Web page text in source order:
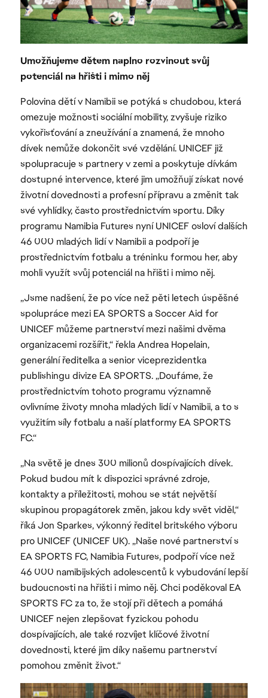
Umožňujeme dětem naplno rozvinout svůj
potenciál na hřišti i mimo něj
Polovina dětí v Namibii se potýká s chudobou, která
omezuje možnosti sociální mobility, zvyšuje riziko
vykořisťování a zneužívání a znamená, že mnoho
dívek nemůže dokončit své vzdělání. UNICEF již
spolupracuje s partnery v zemi a poskytuje dívkám
dostupné intervence, které jim umožňují získat nové
životní dovednosti a profesní přípravu a změnit tak
své vyhlídky, často prostřednictvím sportu. Díky
programu Namibia Futures nyní UNICEF osloví dalších
46 000 mladých lidí v Namibii a podpoří je
prostřednictvím fotbalu a tréninku formou her, aby
mohli využít svůj potenciál na hřišti i mimo něj.
„Jsme nadšení, že po více než pěti letech úspěšné
spolupráce mezi EA SPORTS a Soccer Aid for
UNICEF můžeme partnerství mezi našimi dvěma
organizacemi rozšířit,“ řekla Andrea Hopelain,
generální ředitelka a senior viceprezidentka
publishingu divize EA SPORTS. „Doufáme, že
prostřednictvím tohoto programu významně
ovlivníme životy mnoha mladých lidí v Namibii, a to s
využitím síly fotbalu a naší platformy EA SPORTS
FC.“
„Na světě je dnes 300 milionů dospívajících dívek.
Pokud budou mít k dispozici správné zdroje,
kontakty a příležitosti, mohou se stát největší
skupinou propagátorek změn, jakou kdy svět viděl,“
říká Jon Sparkes, výkonný ředitel britského výboru
pro UNICEF (UNICEF UK). „Naše nové partnerství s
EA SPORTS FC, Namibia Futures, podpoří více než
46 000 namibijských adolescentů k vybudování lepší
budoucnosti na hřišti i mimo něj. Chci poděkoval EA
SPORTS FC za to, že stojí při dětech a pomáhá
UNICEF nejen zlepšovat fyzickou pohodu
dospívajících, ale také rozvíjet klíčové životní
dovednosti, které jim díky našemu partnerství
pomohou změnit život.“